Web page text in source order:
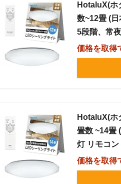
HotaluX(ホ
数~12畳 (
5段階、常
価格を取得
HotaluX(ホ
畳数 ~14畳
灯 リモコン
価格を取得